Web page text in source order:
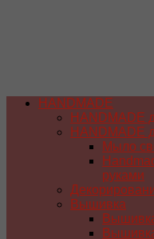
HANDMADE
HANDMADE
HANDMADE
Мыло
руками
Вышивка